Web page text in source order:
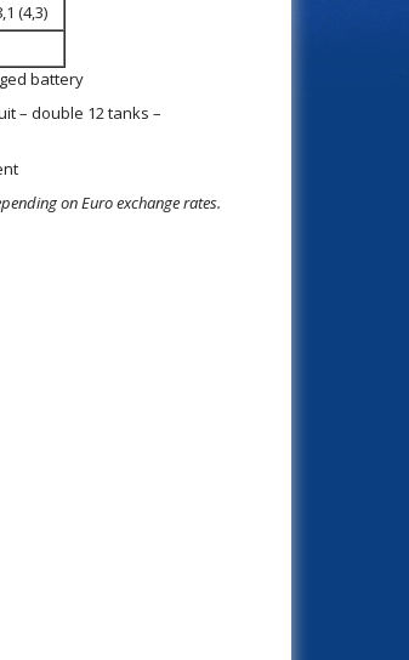
(4,3)
battery
– double 12 tanks –
on Euro exchange rates.